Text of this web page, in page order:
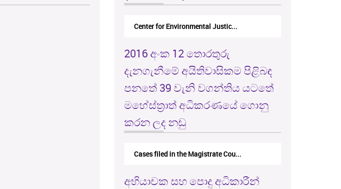
Center for Environmental Justic...
2016 අංක 12 තොරතුරු
දැනගැනීමේ අයිතිවාසිකම පිළිබඳ
පනතේ 39 වැනි වගන්තිය යටතේ
මහේස්ත්‍රාත් අධිකරණයේ ගොනු
කරන ලද නඩු
Cases filed in the Magistrate Cou...
අභියාචක සහ පොදු අධිකාරීන්